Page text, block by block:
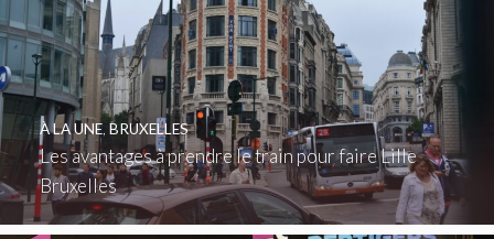
Les avantages à prendre le train pour faire Lille
Bruxelles
À LA UNE, BRUXELLES